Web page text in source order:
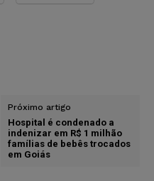
Próximo artigo
Hospital é condenado a
indenizar em R$ 1 milhão
famílias de bebês trocados
em Goiás